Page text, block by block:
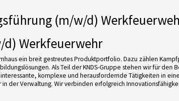
(m/w/d)
Werkfeuerwehr
ein breit gestreutes Produktportfolio. Dazu zählen
Als Teil der KNDS-Gruppe stehen wir für den
komplexe und herausfordernde Tätigkeiten in
der Verwaltung. Wir verbinden erfolgreich